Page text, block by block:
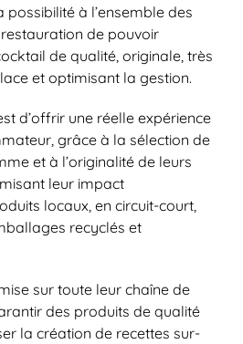
possibilité à l’ensemble des
de pouvoir
de qualité, originale, très
et optimisant la gestion.
d’offrir une réelle expérience
grâce à la sélection de
et à l’originalité de leurs
leur impact
locaux, en circuit-court,
recyclés et
sur toute leur chaîne de
des produits de qualité
la création de recettes sur-